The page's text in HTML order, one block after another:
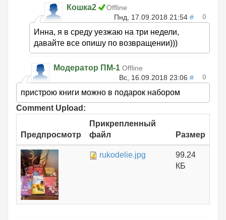
Кошка2
Offline
Пнд, 17.09.2018 21:54 # 0
Инна, я в среду уезжаю на три недели,
давайте все опишу по возвращении)))
Модератор ПМ-1 Offline
Вс, 16.09.2018 23:06 # 0
пристрою книги можно в подарок набором
Comment Upload:
Предпросмотр
Прикрепленный
файл
Размер
rukodelie.jpg
99.24
КБ